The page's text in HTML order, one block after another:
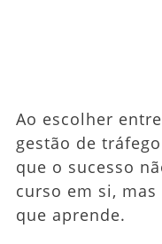
Ao escolher
gestão de
que o sucesso
curso em si,
que aprende.